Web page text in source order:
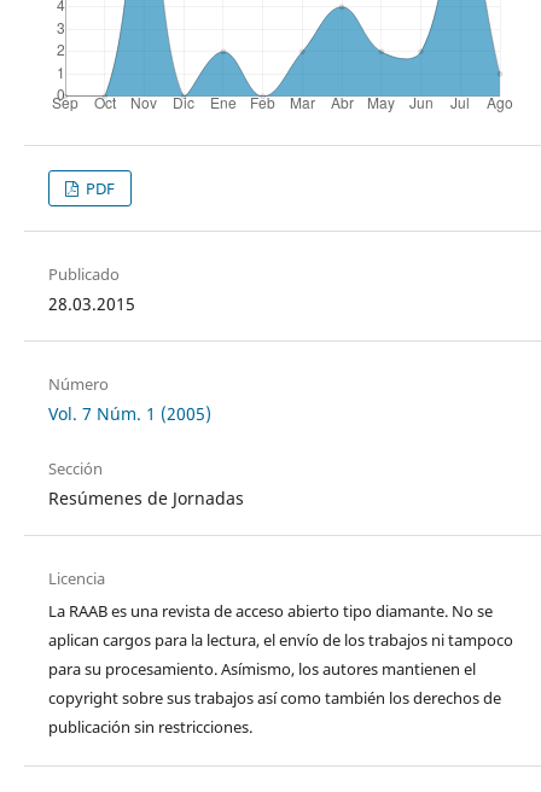
PDF
Publicado
28.03.2015
Número
Vol. 7 Núm. 1 (2005)
Sección
Resúmenes de Jornadas
Licencia
La RAAB es una revista de acceso abierto tipo diamante. No se
aplican cargos para la lectura, el envío de los trabajos ni tampoco
para su procesamiento. Asímismo, los autores mantienen el
copyright sobre sus trabajos así como también los derechos de
publicación sin restricciones.